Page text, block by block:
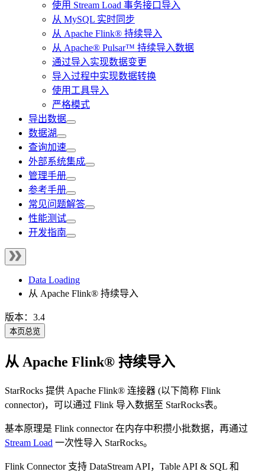
使用 Stream Load 事务接口导入
从 MySQL 实时同步
从 Apache Flink® 持续导入
从 Apache® Pulsar™ 持续导入数据
通过导入实现数据变更
导入过程中实现数据转换
使用工具导入
严格模式
导出数据
数据湖
查询加速
外部系统集成
管理手册
参考手册
常见问题解答
性能测试
开发指南
Data Loading
从 Apache Flink® 持续导入
版本：3.4
本页总览
从 Apache Flink® 持续导入
StarRocks 提供 Apache Flink® 连接器 (以下简称 Flink
connector)，可以通过 Flink 导入数据至 StarRocks表。
基本原理是 Flink connector 在内存中积攒小批数据，再通过
Stream Load 一次性导入 StarRocks。
Flink Connector 支持 DataStream API，Table API & SQL 和